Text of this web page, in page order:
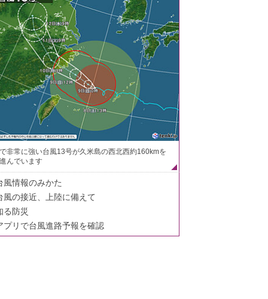
非常に強い台風13号が久米島の西北西約160kmを
んでいます
風情報のみかた
風の接近、上陸に備えて
る防災
プリで台風進路予報を確認